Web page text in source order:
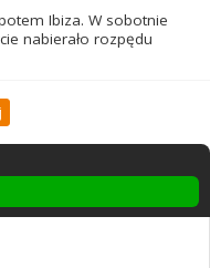
Ibiza. W sobotnie
nabierało rozpędu